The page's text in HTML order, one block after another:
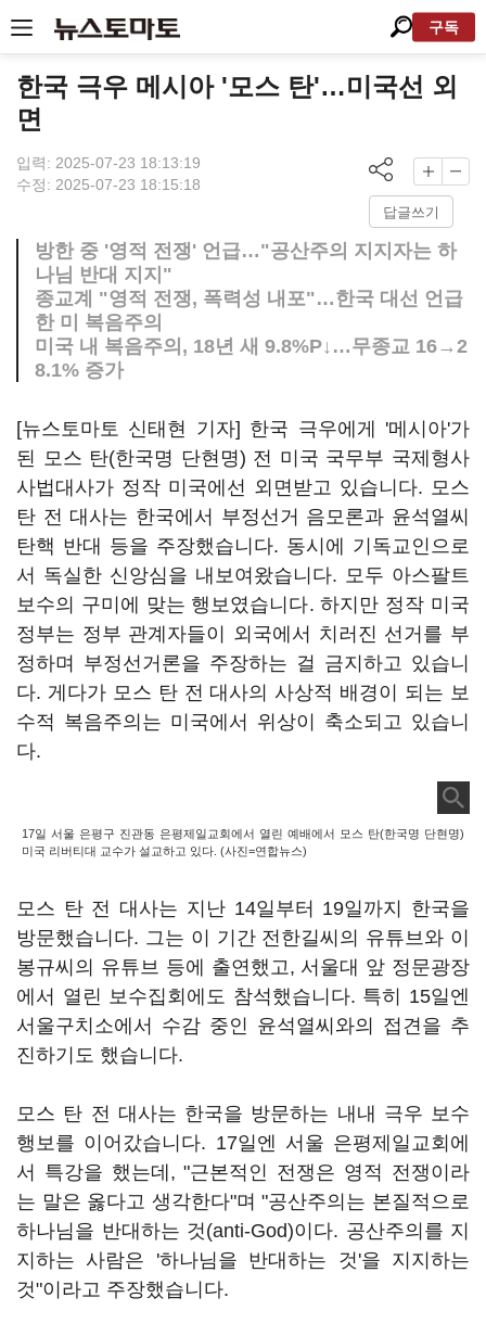
구독
한국 극우 메시아 '모스 탄'…미국선 외
면
입력: 2025-07-23 18:13:19
수정: 2025-07-23 18:15:18
답글쓰기
방한 중 '영적 전쟁' 언급…"공산주의 지지자는 하
나님 반대 지지"
종교계 "영적 전쟁, 폭력성 내포"…한국 대선 언급
한 미 복음주의
미국 내 복음주의, 18년 새 9.8%P↓…무종교 16→2
8.1% 증가
[뉴스토마토 신태현 기자] 한국 극우에게 '메시아'가
된 모스 탄(한국명 단현명) 전 미국 국무부 국제형사
사법대사가 정작 미국에선 외면받고 있습니다. 모스
탄 전 대사는 한국에서 부정선거 음모론과 윤석열씨
탄핵 반대 등을 주장했습니다. 동시에 기독교인으로
서 독실한 신앙심을 내보여왔습니다. 모두 아스팔트
보수의 구미에 맞는 행보였습니다. 하지만 정작 미국
정부는 정부 관계자들이 외국에서 치러진 선거를 부
정하며 부정선거론을 주장하는 걸 금지하고 있습니
다. 게다가 모스 탄 전 대사의 사상적 배경이 되는 보
수적 복음주의는 미국에서 위상이 축소되고 있습니
다.
17일 서울 은평구 진관동 은평제일교회에서 열린 예배에서 모스 탄(한국명 단현명)
미국 리버티대 교수가 설교하고 있다. (사진=연합뉴스)
모스 탄 전 대사는 지난 14일부터 19일까지 한국을
방문했습니다. 그는 이 기간 전한길씨의 유튜브와 이
봉규씨의 유튜브 등에 출연했고, 서울대 앞 정문광장
에서 열린 보수집회에도 참석했습니다. 특히 15일엔
서울구치소에서 수감 중인 윤석열씨와의 접견을 추
진하기도 했습니다.
모스 탄 전 대사는 한국을 방문하는 내내 극우 보수
행보를 이어갔습니다. 17일엔 서울 은평제일교회에
서 특강을 했는데, "근본적인 전쟁은 영적 전쟁이라
는 말은 옳다고 생각한다"며 "공산주의는 본질적으로
하나님을 반대하는 것(anti-God)이다. 공산주의를 지
지하는 사람은 '하나님을 반대하는 것'을 지지하는
것"이라고 주장했습니다.